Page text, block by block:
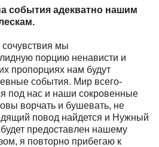
события адекватно нашим
мы
порцию ненависти и
пропорциях нам будут
события. Мир всего-
под нас и наши сокровенные
ворчать и бушевать, не
повод найдется и Нужный
предоставлен нашему
я повторно прибегаю к